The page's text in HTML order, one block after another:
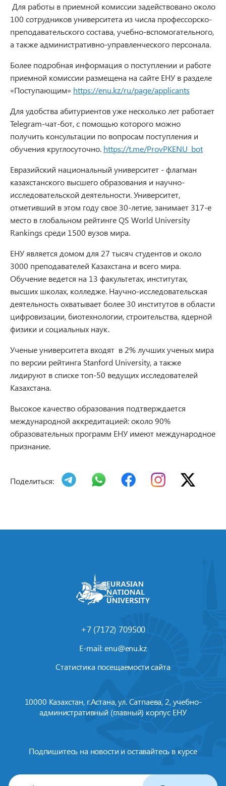
Для работы в приемной комиссии задействовано около
100 сотрудников университета из числа профессорско-
преподавательского состава, учебно-вспомогательного,
а также административно-управленческого персонала.
Более подробная информация о поступлении и работе
приемной комиссии размещена на сайте ЕНУ в разделе
«Поступающим» https://enu.kz/ru/page/applicants
Для удобства абитуриентов уже несколько лет работает
Telegram-чат-бот, с помощью которого можно
получить консультации по вопросам поступления и
обучения круглосуточно. https://t.me/ProvPKENU_bot
Евразийский национальный университет - флагман
казахстанского высшего образования и научно-
исследовательской деятельности. Университет,
отметивший в этом году свое 30-летие, занимает 317-е
место в глобальном рейтинге QS World University
Rankings среди 1500 вузов мира.
ЕНУ является домом для 27 тысяч студентов и около
3000 преподавателей Казахстана и всего мира.
Обучение ведется на 13 факультетах, институтах,
высших школах, колледже. Научно-исследовательская
деятельность охватывает более 30 институтов в области
цифровизации, биотехнологии, строительства, ядерной
физики и социальных наук.
Ученые университета входят в 2% лучших ученых мира
по версии рейтинга Stanford University, а также
лидируют в списке топ-50 ведущих исследователей
Казахстана.
Высокое качество образования подтверждается
международной аккредитацией: около 90%
образовательных программ ЕНУ имеют международное
признание.
Поделиться:
+7 (7172) 709500
E-mail:enu@enu.kz
Статистика посещаемости сайта
10000 Казахстан, г.Астана, ул. Сатпаева, 2, учебно-
административный (главный) корпус ЕНУ
Подпишитесь на новости и оставайтесь в курсе